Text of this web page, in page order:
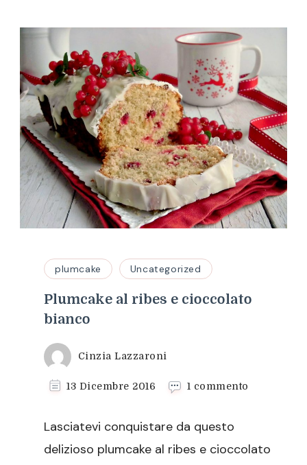
plumcake Uncategorized
Plumcake al ribes e cioccolato
bianco
Cinzia Lazzaroni
13 Dicembre 2016 1 commento
e
Lasciatevi conquistare da questo
delizioso plumcake al ribes e cioccolato